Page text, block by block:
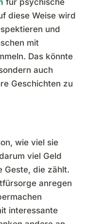
für psychische
diese Weise wird
und
mit
Das könnte
auch
Geschichten zu
wie viel sie
viel Geld
Geste, die zählt.
anregen
interessante